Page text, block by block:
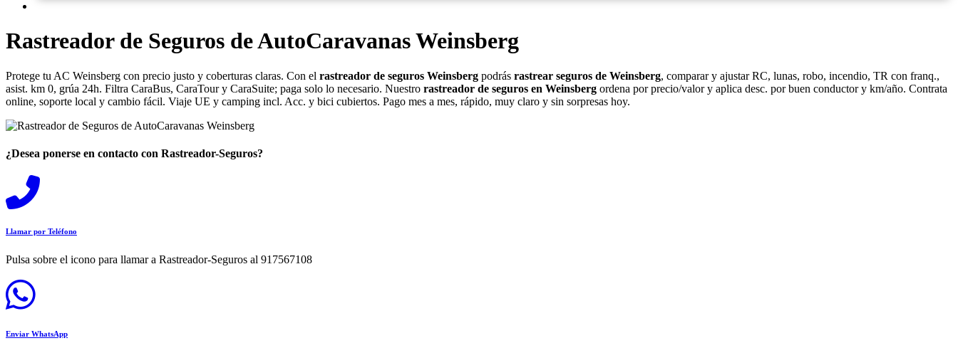
Rastreador de Seguros de AutoCaravanas Weinsberg
Protege tu AC Weinsberg con precio justo y coberturas claras. Con el rastreador de seguros Weinsberg podrás rastrear seguros de Weinsberg, comparar y ajustar RC, lunas, robo, incendio, TR con franq.,
asist. km 0, grúa 24h. Filtra CaraBus, CaraTour y CaraSuite; paga solo lo necesario. Nuestro rastreador de seguros en Weinsberg ordena por precio/valor y aplica desc. por buen conductor y km/año. Contrata
online, soporte local y cambio fácil. Viaje UE y camping incl. Acc. y bici cubiertos. Pago mes a mes, rápido, muy claro y sin sorpresas hoy.
¿Desea ponerse en contacto con Rastreador-Seguros?
Llamar por Teléfono
Pulsa sobre el icono para llamar a Rastreador-Seguros al 917567108
Enviar WhatsApp